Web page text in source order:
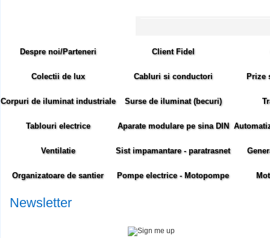
Despre noi/Parteneri Client Fidel
Colectii de lux Cabluri si conductori Prize
Corpuri de iluminat industriale Surse de iluminat (becuri)
Tablouri electrice Aparate modulare pe sina DIN
Ventilatie Sist impamantare - paratrasnet
Organizatoare de santier Pompe electrice - Motopompe
Newsletter